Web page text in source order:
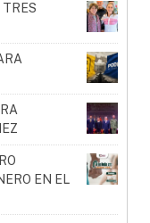
EN EL